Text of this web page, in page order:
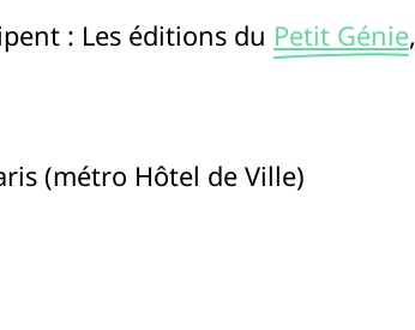
: Les éditions du Petit Génie,
(métro Hôtel de Ville)